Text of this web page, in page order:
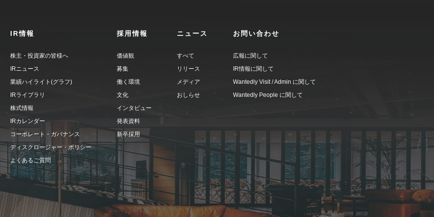
IR情報
株主・投資家の皆様へ
IRニュース
業績ハイライト(グラフ)
IRライブラリ
株式情報
IRカレンダー
コーポレート・ガバナンス
ディスクロージャー・ポリシー
よくあるご質問
採用情報
価値観
募集
働く環境
文化
インタビュー
発表資料
新卒採用
ニュース
すべて
リリース
メディア
おしらせ
お問い合わせ
広報に関して
IR情報に関して
Wantedly Visit / Admin に関して
Wantedly People に関して